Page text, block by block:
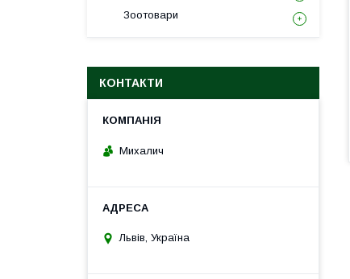
Зоотовари
КОНТАКТИ
Михалич
Львів, Україна